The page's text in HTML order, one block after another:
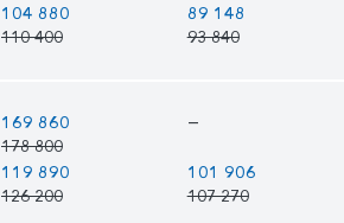
104 880
110 400
89 148
93 840
169 860
178 800
—
119 890
126 200
101 906
107 270